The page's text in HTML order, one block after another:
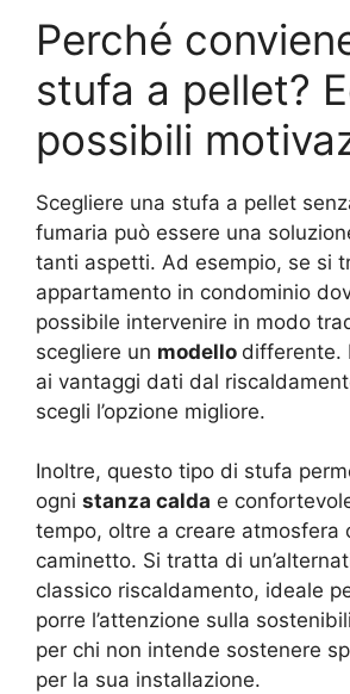
Perché
stufa a pellet?
possibili
Scegliere una stufa a pellet
fumaria può essere una
tanti aspetti. Ad esempio, se si
appartamento in condominio
possibile intervenire in modo
scegliere un modello differente.
ai vantaggi dati dal
scegli l’opzione migliore.
Inoltre, questo tipo di stufa
ogni stanza calda e
tempo, oltre a creare atmosfera
caminetto. Si tratta di
classico riscaldamento, ideale
porre l’attenzione sulla
per chi non intende sostenere
per la sua installazione.